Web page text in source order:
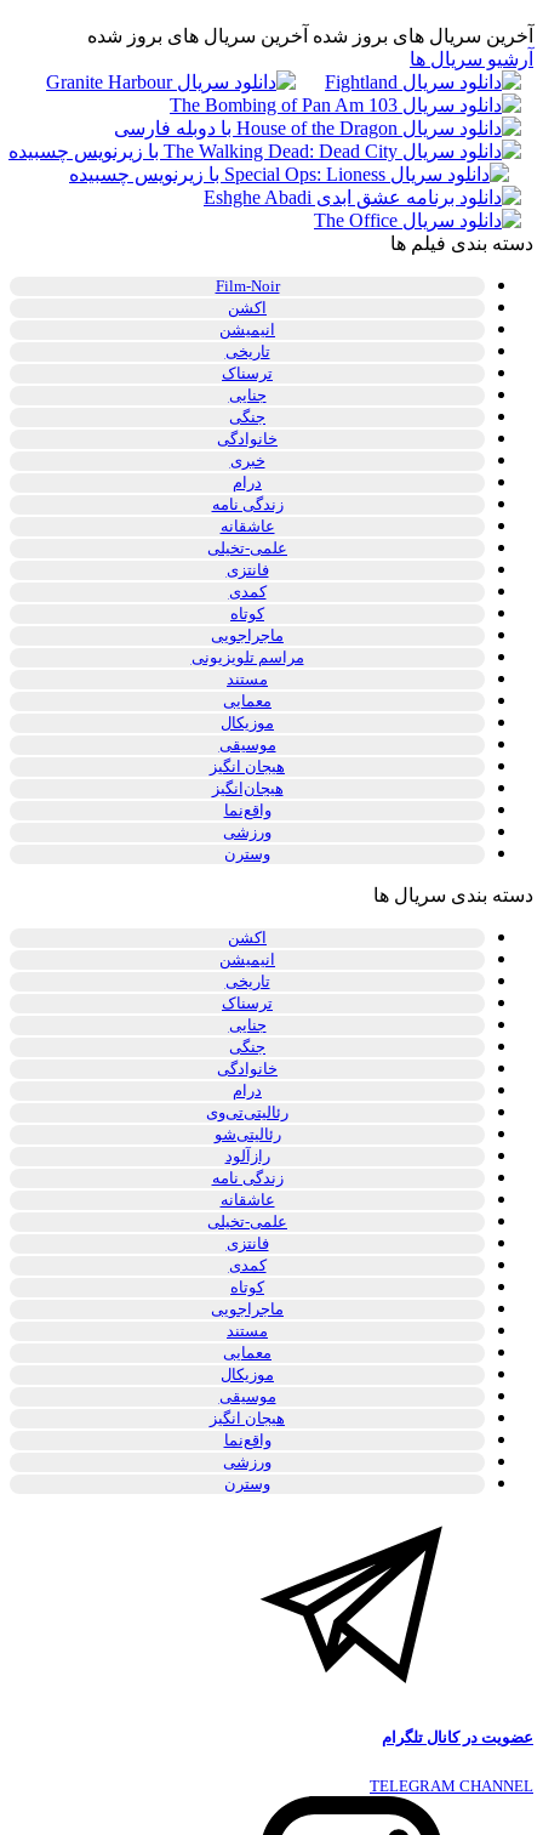
آخرین سریال های بروز شده آخرین سریال های بروز شده
آرشیو سریال ها
دسته بندی فیلم ها
Film-Noir
اکشن
انیمیشن
تاریخی
ترسناک
جنایی
جنگی
خانوادگی
خبری
درام
زندگی نامه
عاشقانه
علمی-تخیلی
فانتزی
کمدی
کوتاه
ماجراجویی
مراسم تلویزیونی
مستند
معمایی
موزیکال
موسیقی
هیجان انگیز
هیجان‌انگیز
واقع‌نما
ورزشی
وسترن
دسته بندی سریال ها
اکشن
انیمیشن
تاریخی
ترسناک
جنایی
جنگی
خانوادگی
درام
رئالیتی‌تی‌وی
رئالیتی‌شو
رازآلود
زندگی نامه
عاشقانه
علمی-تخیلی
فانتزی
کمدی
کوتاه
ماجراجویی
مستند
معمایی
موزیکال
موسیقی
هیجان انگیز
واقع‌نما
ورزشی
وسترن
عضویت در کانال تلگرام
TELEGRAM CHANNEL